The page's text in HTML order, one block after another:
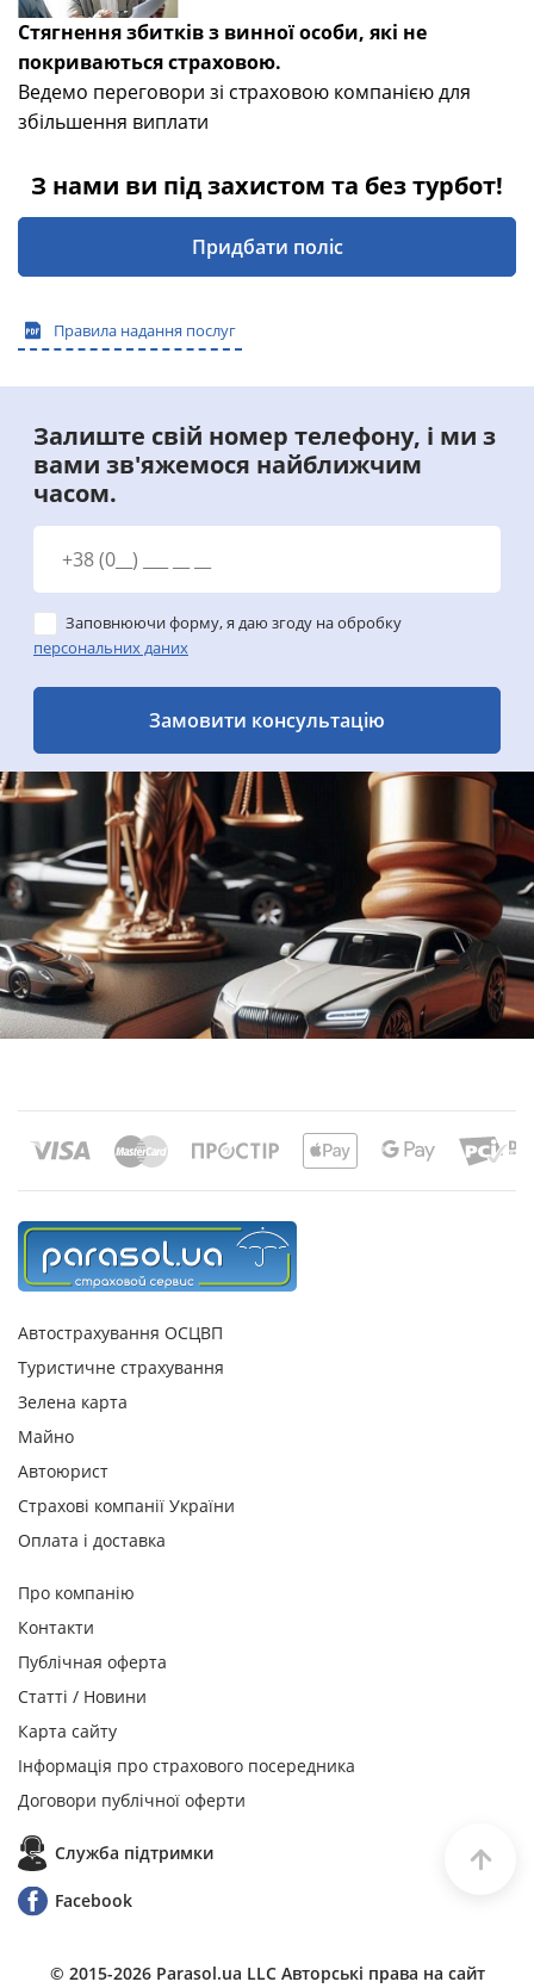
Стягнення збитків з винної особи, які не
покриваються страховою.
Ведемо переговори зі страховою компанією для
збільшення виплати
З нами ви під захистом та без турбот!
Придбати поліс
Правила надання послуг
Залиште свій номер телефону, і ми з
вами зв'яжемося найближчим
часом.
Заповнюючи форму, я даю згоду на обробку
персональних даних
Замовити консультацію
Автострахування ОСЦВП
Туристичне страхування
Зелена карта
Майно
Автоюрист
Страхові компанії України
Оплата і доставка
Про компанію
Контакти
Публічная оферта
Статті / Новини
Карта сайту
Інформація про страхового посередника
Договори публічної оферти
Служба пiдтримки
Facebook
© 2015-2026Parasol.ua LLC Авторські права на сайт